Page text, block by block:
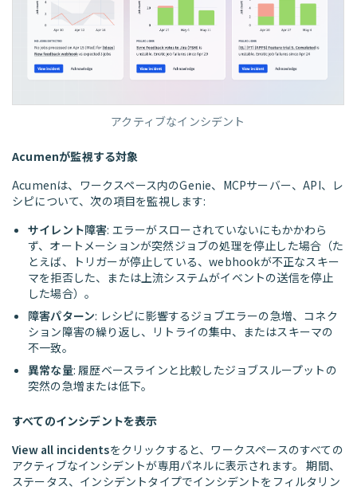
アクティブなインシデント
Acumenが監視する対象
Acumenは、ワークスペース内のGenie、MCPサーバー、API、レ
シピについて、次の項目を監視します:
サイレント障害: エラーがスローされていないにもかかわら
ず、オートメーションが突然ジョブの処理を停止した場合（た
とえば、トリガーが停止している、webhookが不正なスキー
マを拒否した、または上流システムがイベントの送信を停止
した場合）。
障害パターン: レシピに影響するジョブエラーの急増、コネク
ション障害の繰り返し、リトライの集中、またはスキーマの
不一致。
異常な量: 履歴ベースラインと比較したジョブスループットの
突然の急増または低下。
すべてのインシデントを表示
View all incidentsをクリックすると、ワークスペースのすべての
アクティブなインシデントが専用パネルに表示されます。 期間、
ステータス、インシデントタイプでインシデントをフィルタリン